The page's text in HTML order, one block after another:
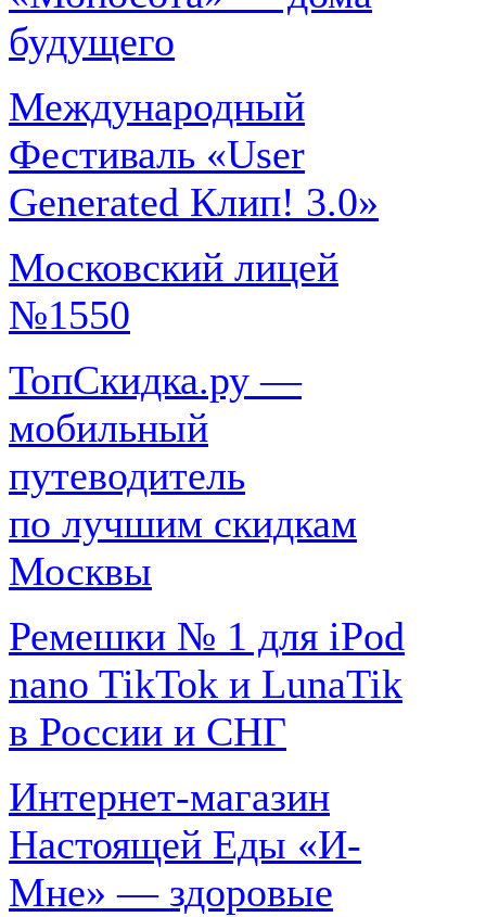
будущего
Международный
Фестиваль «User
Generated Клип! 3.0»
Московский лицей
№1550
ТопСкидка.ру —
мобильный
путеводитель
по лучшим скидкам
Москвы
Ремешки № 1 для iPod
nano TikTok и LunaTik
в России и СНГ
Интернет-магазин
Настоящей Еды «И-
Мне» — здоровые